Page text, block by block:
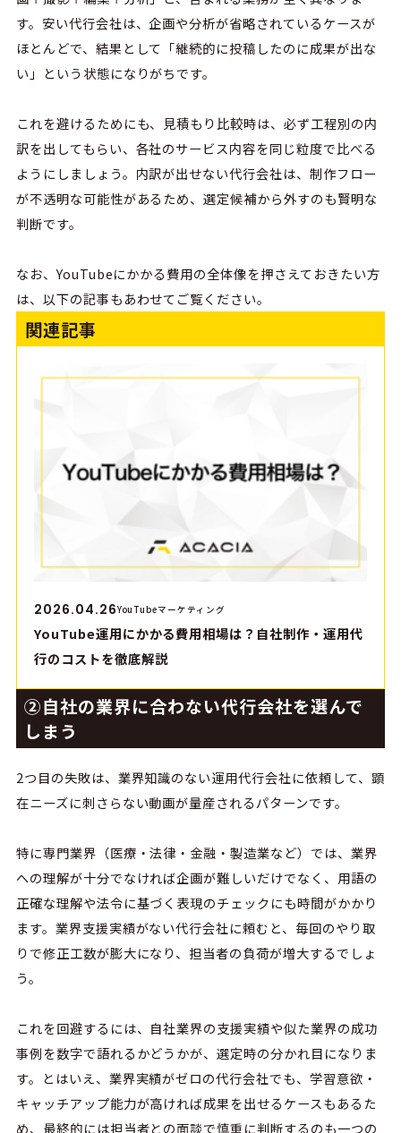
す。安い代行会社は、企画や分析が省略されているケースが
ほとんどで、結果として「継続的に投稿したのに成果が出な
い」という状態になりがちです。
これを避けるためにも、
見積もり比較時は、必ず工程別の内
訳を出してもらい、各社のサービス内容を同じ粒度で比べる
ようにしましょう。内訳が出せない代行会社は、制作フロー
が不透明な可能性があるため、選定候補から外すのも賢明な
判断です。
なお、YouTubeにかかる費用の全体像を押さえておきたい方
は、以下の記事もあわせてご覧ください。
関連記事
2026.04.26YouTubeマーケティング
YouTube運用にかかる費用相場は？自社制作・運用代
行のコストを徹底解説
②自社の業界に合わない代行会社を選んで
しまう
2つ目の失敗は、業界知識のない運用代行会社に依頼して、顕
在ニーズに刺さらない動画が量産されるパターンです。
特に専門業界（医療・法律・金融・製造業など）では、業界
への理解が十分でなければ企画が難しいだけでなく、用語の
正確な理解や法令に基づく表現のチェックにも時間がかかり
ます。業界支援実績がない代行会社に頼むと、毎回のやり取
りで修正工数が膨大になり、担当者の負荷が増大するでしょ
う。
これを回避するには、自社業界の支援実績や似た業界の成功
事例を数字で語れるかどうかが、選定時の分かれ目になりま
す。とはいえ、業界実績がゼロの代行会社でも、学習意欲・
キャッチアップ能力が高ければ成果を出せるケースもあるた
め、最終的には担当者との面談で慎重に判断するのも一つの